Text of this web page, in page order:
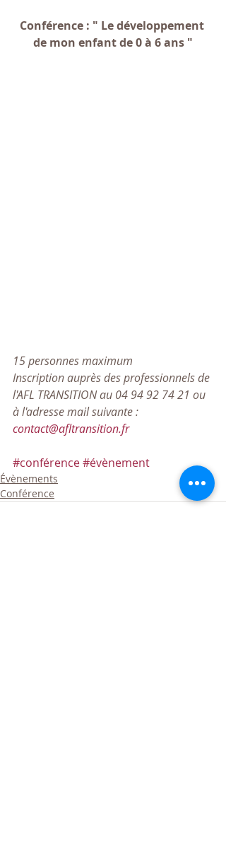
Conférence : " Le développement
de mon enfant de 0 à 6 ans "
15 personnes maximum
Inscription auprès des professionnels de
l'AFL TRANSITION au 04 94 92 74 21 ou
à l'adresse mail suivante :
contact@afltransition.fr
#conférence#évènement
Évènements
Conférence